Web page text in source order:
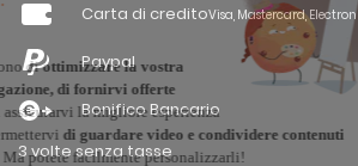
Carta di creditoVisa, Mastercard, Electron
Paypal
Bonifico Bancario
3 volte senza tasse